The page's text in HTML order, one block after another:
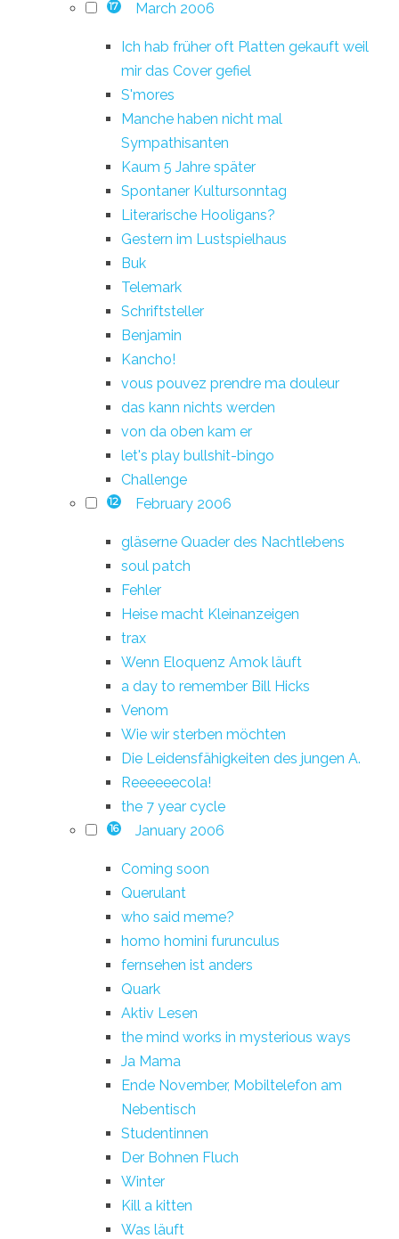
17 March 2006
Ich hab früher oft Platten gekauft weil
mir das Cover gefiel
S'mores
Manche haben nicht mal
Sympathisanten
Kaum 5 Jahre später
Spontaner Kultursonntag
Literarische Hooligans?
Gestern im Lustspielhaus
Buk
Telemark
Schriftsteller
Benjamin
Kancho!
vous pouvez prendre ma douleur
das kann nichts werden
von da oben kam er
let's play bullshit-bingo
Challenge
12 February 2006
gläserne Quader des Nachtlebens
soul patch
Fehler
Heise macht Kleinanzeigen
trax
Wenn Eloquenz Amok läuft
a day to remember Bill Hicks
Venom
Wie wir sterben möchten
Die Leidensfähigkeiten des jungen A.
Reeeeeecola!
the 7 year cycle
16 January 2006
Coming soon
Querulant
who said meme?
homo homini furunculus
fernsehen ist anders
Quark
Aktiv Lesen
the mind works in mysterious ways
Ja Mama
Ende November, Mobiltelefon am
Nebentisch
Studentinnen
Der Bohnen Fluch
Winter
Kill a kitten
Was läuft